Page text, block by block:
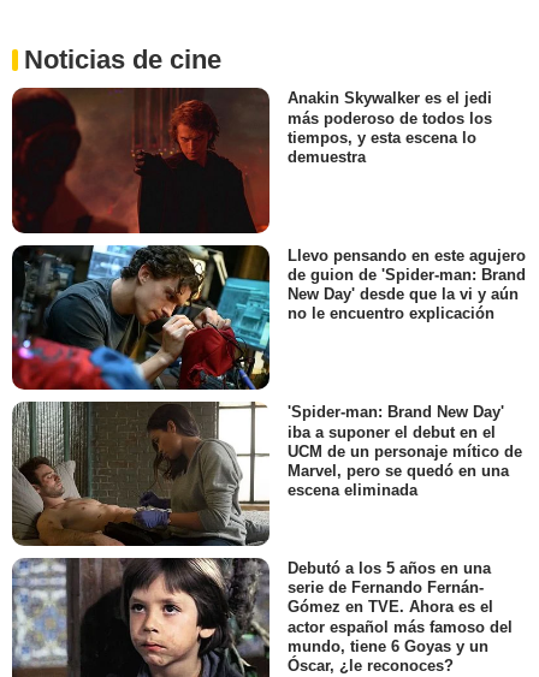
Noticias de cine
Anakin Skywalker es el jedi
más poderoso de todos los
tiempos, y esta escena lo
demuestra
Llevo pensando en este agujero
de guion de 'Spider-man: Brand
New Day' desde que la vi y aún
no le encuentro explicación
'Spider-man: Brand New Day'
iba a suponer el debut en el
UCM de un personaje mítico de
Marvel, pero se quedó en una
escena eliminada
Debutó a los 5 años en una
serie de Fernando Fernán-
Gómez en TVE. Ahora es el
actor español más famoso del
mundo, tiene 6 Goyas y un
Óscar, ¿le reconoces?